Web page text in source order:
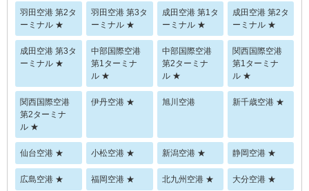
羽田空港 第2タ
ーミナル ★
羽田空港 第3タ
ーミナル ★
成田空港 第1タ
ーミナル ★
成田空港 第2タ
ーミナル ★
成田空港 第3タ
ーミナル ★
中部国際空港
第1ターミナ
ル ★
中部国際空港
第2ターミナ
ル ★
関西国際空港
第1ターミナ
ル ★
関西国際空港
第2ターミナ
ル ★
伊丹空港 ★ 旭川空港 新千歳空港 ★
仙台空港 ★ 小松空港 ★ 新潟空港 ★ 静岡空港 ★
広島空港 ★ 福岡空港 ★ 北九州空港 ★ 大分空港 ★